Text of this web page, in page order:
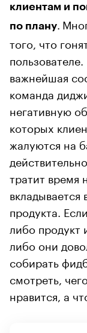
клиентам и
по плану
того, что
важнейшая
команда
негативную
которых
жалуются на
тратит время
вкладывается
продукта.
либо продукт
либо они
собирать
смотреть,
нравится, а